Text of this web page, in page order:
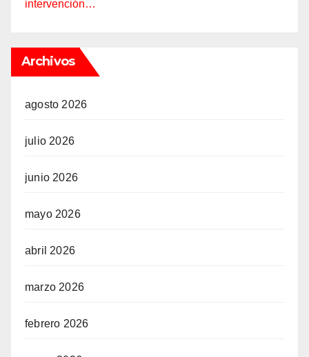
intervención…
Archivos
agosto 2026
julio 2026
junio 2026
mayo 2026
abril 2026
marzo 2026
febrero 2026